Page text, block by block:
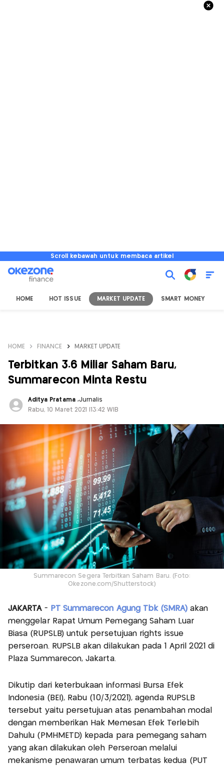
Scroll kebawah untuk membaca artikel
HOME HOT ISSUE MARKET UPDATE SMART MONEY
HOME FINANCE MARKET UPDATE
Terbitkan 3.6 Miliar Saham Baru,
Summarecon Minta Restu
Aditya Pratama ,Jurnalis
Rabu, 10 Maret 2021 |13:42 WIB
Summarecon Segera Terbitkan Saham Baru. (Foto:
Okezone.com/Shutterstock)
JAKARTA - PT Summarecon Agung Tbk (SMRA)akan
menggelar Rapat Umum Pemegang Saham Luar
Biasa (RUPSLB) untuk persetujuan rights issue
perseroan. RUPSLB akan dilakukan pada 1 April 2021 di
Plaza Summarecon, Jakarta.
Dikutip dari keterbukaan informasi Bursa Efek
Indonesia (BEI), Rabu (10/3/2021), agenda RUPSLB
tersebut yaitu persetujuan atas penambahan modal
dengan memberikan Hak Memesan Efek Terlebih
Dahulu (PMHMETD) kepada para pemegang saham
yang akan dilakukan oleh Perseroan melalui
mekanisme penawaran umum terbatas kedua (PUT